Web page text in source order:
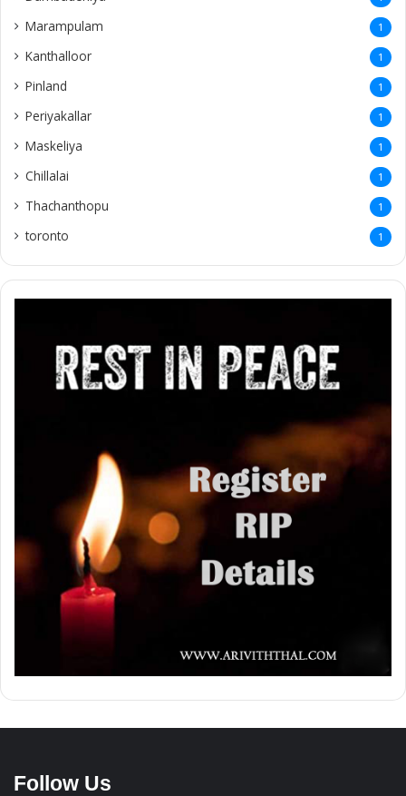
Marampulam 1
Kanthalloor 1
Pinland 1
Periyakallar 1
Maskeliya 1
Chillalai 1
Thachanthopu 1
toronto 1
Follow Us